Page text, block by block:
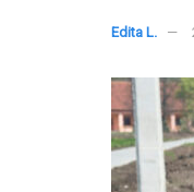
Edita L.